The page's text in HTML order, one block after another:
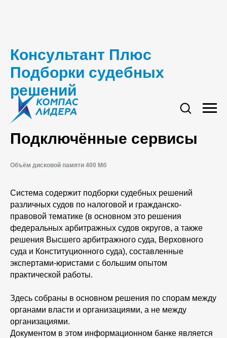
Консультант Плюс
Подборки судебных
решений
Подключённые сервисы
Объём дисковой памяти 400 Мб
Система содержит подборки судебных решений
различных судов по налоговой и гражданско-
правовой тематике (в основном это решения
федеральных арбитражных судов округов, а также
решения Высшего арбитражного суда, Верховного
суда и Конституционного суда), составленные
экспертами-юристами с большим опытом
практической работы.
Здесь собраны в основном решения по спорам между
органами власти и организациями, а не между
организациями.
Документом в этом информационном банке является